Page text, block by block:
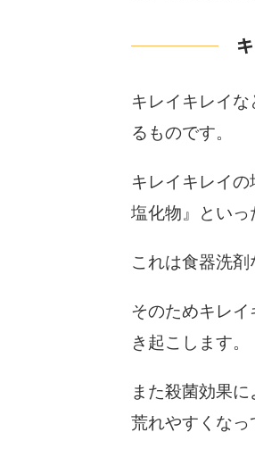
キレイキレイ
るものです。
キレイキレイ
塩化物』といっ
これは食器洗
そのためキレイ
き起こします。
また殺菌効果
荒れやすくなっ